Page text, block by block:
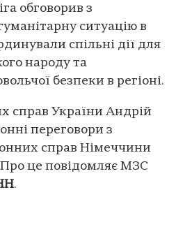
обговорив з
ситуацію в
спільні дії для
народу та
безпеки в регіоні.
справ України Андрій
переговори з
справ Німеччини
це повідомляє МЗС
.